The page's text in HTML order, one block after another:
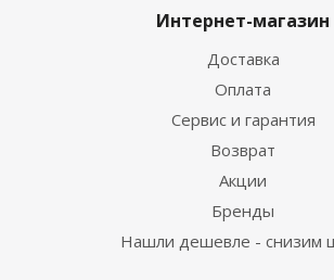
Интернет-магазин
Доставка
Оплата
Сервис и гарантия
Возврат
Акции
Бренды
Нашли дешевле - снизим